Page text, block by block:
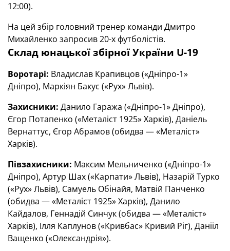
12:00).
На цей збір головний тренер команди Дмитро
Михайленко запросив 20-х футболістів.
Склад юнацької збірної України U-19
Воротарі: Владислав Крапивцов («Дніпро-1»
Дніпро), Маркіян Бакус («Рух» Львів).
Захисники: Данило Гаража («Дніпро-1» Дніпро),
Єгор Потапенко («Металіст 1925» Харків), Даніель
Вернаттус, Єгор Абрамов (обидва — «Металіст»
Харків).
Півзахисники: Максим Мельниченко («Дніпро-1»
Дніпро), Артур Шах («Карпати» Львів), Назарій Турко
(«Рух» Львів), Самуель Обінайя, Матвій Панченко
(обидва — «Металіст 1925» Харків), Данило
Кайдалов, Геннадій Синчук (обидва — «Металіст»
Харків), Ілля Каплунов («Кривбас» Кривий Ріг), Данііл
Ващенко («Олександрія»).